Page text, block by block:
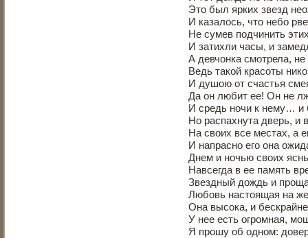
Это был ярких звезд
И казалось, что небо
Не сумев подчинить
И затихли часы, и
А девчонка смотрела,
Ведь такой красоты
И душою от счастья
Да он любит ее! Он не
И средь ночи к нему… и
Но распахнута дверь, и
На своих все местах, а
И напрасно его она
Днем и ночью своих
Навсегда в ее память
Звездный дождь и
Любовь настоящая на
Она высока, и
У нее есть огромная,
Я прошу об одном: